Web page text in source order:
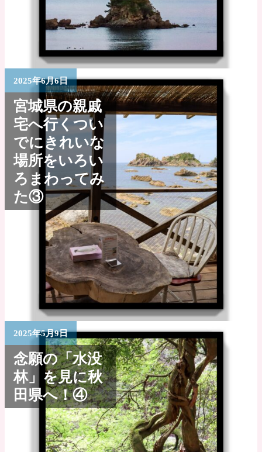
2025年6月6日
宮城県の親戚
宅へ行くつい
でにきれいな
場所をいろい
ろまわってみ
た③
2025年5月9日
念願の「水没
林」を見に秋
田県へ！④